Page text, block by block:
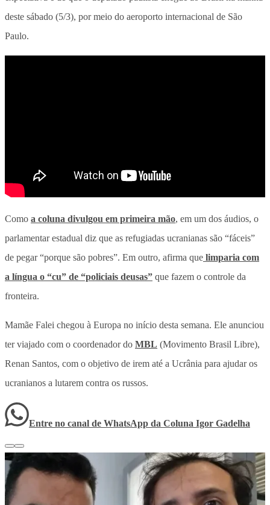
deste sábado (5/3), por meio do aeroporto internacional de São
Paulo.
Como a coluna divulgou em primeira mão, em um dos áudios, o
parlamentar estadual diz que as refugiadas ucranianas são “fáceis”
de pegar “porque são pobres”. Em outro, afirma que limparia com
a língua o “cu” de “policiais deusas” que fazem o controle da
fronteira.
Mamãe Falei chegou à Europa no início desta semana. Ele anunciou
ter viajado com o coordenador do MBL (Movimento Brasil Libre),
Renan Santos, com o objetivo de irem até a Ucrânia para ajudar os
ucranianos a lutarem contra os russos.
Entre no canal de WhatsApp da Coluna Igor Gadelha